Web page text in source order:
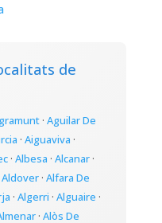
de
· Aguilar De
· Aiguaviva ·
· Albesa · Alcanar·
Aldover· Alfara De
· Algerri · Alguaire ·
· Alòs De